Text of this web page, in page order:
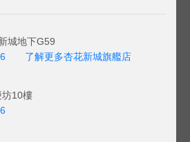
城地下G59
了解更多杏花新城旗艦店
10樓